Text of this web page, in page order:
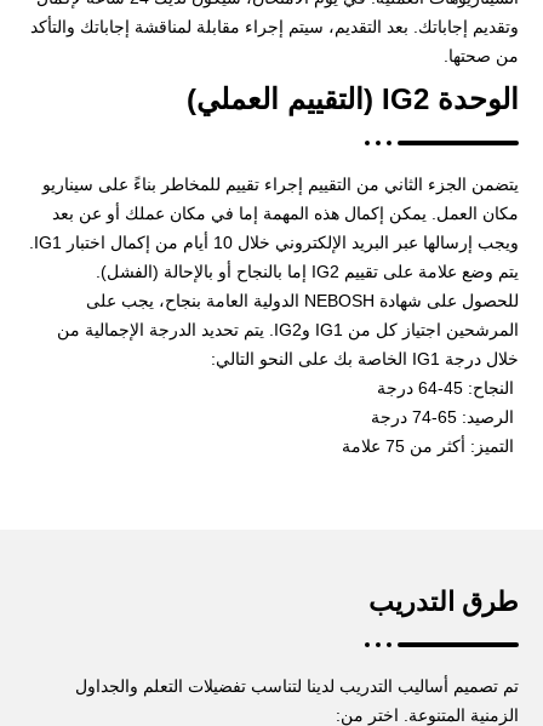
وتقديم إجاباتك. بعد التقديم، سيتم إجراء مقابلة لمناقشة إجاباتك والتأكد
من صحتها.
الوحدة IG2 (التقييم العملي)
يتضمن الجزء الثاني من التقييم إجراء تقييم للمخاطر بناءً على سيناريو
مكان العمل. يمكن إكمال هذه المهمة إما في مكان عملك أو عن بعد
يتم وضع علامة على تقييم IG2 إما بالنجاح أو بالإحالة (الفشل).
للحصول على شهادة NEBOSH الدولية العامة بنجاح، يجب على
المرشحين اجتياز كل من IG1 وIG2. يتم تحديد الدرجة الإجمالية من
خلال درجة IG1 الخاصة بك على النحو التالي:
النجاح: 45-64 درجة
الرصيد: 65-74 درجة
التميز: أكثر من 75 علامة
طرق التدريب
تم تصميم أساليب التدريب لدينا لتناسب تفضيلات التعلم والجداول
الزمنية المتنوعة. اختر من: